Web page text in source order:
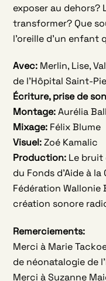
exposer au dehors?
transformer? Que
l’oreille d’un enfant
Avec: Merlin, Lise,
de l’Hôpital Saint-
Écriture, prise de
Montage:Aurélia
Mixage: Félix Blume
Visuel:Zoé Kamalic
Production: Le bruit
du Fonds d’Aide à
Fédération Wallonie
création sonore
Remerciements:
Merci à Marie
de néonatalogie de
Merci à Suzanne